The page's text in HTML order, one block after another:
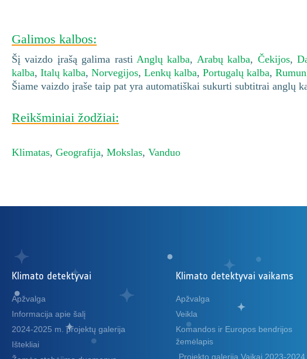
Galimos kalbos:
Šį vaizdo įrašą galima rasti Anglų kalba, Arabų kalba, Čekijos,
kalba, Italų kalba, Norvegijos, Lenkų kalba, Portugalų kalba,
Šiame vaizdo įraše taip pat yra automatiškai sukurti subtitrai anglų
Reikšminiai žodžiai:
Klimatas, Geografija, Mokslas, Vanduo
Klimato detektyvai
Apžvalga
Informacija apie šalį
2024-2025 m. projektų galerija
Ištekliai
Klimato detektyvai vaikams
Apžvalga
Veikla
Komandos ir Europos bendrijos
žemėlapis
Projekto galerija Vaikai 2023-2024